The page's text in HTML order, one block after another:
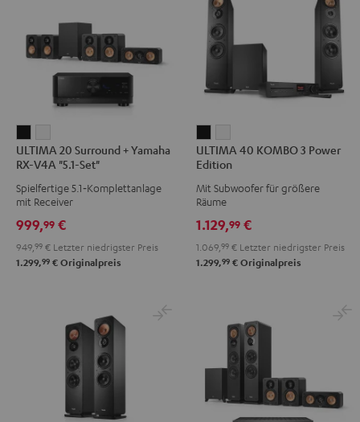
20
Surround
+
Yamaha
RX-
V4A
"5.1-
20
Surround
+
Yamaha
RX-
V4A
"5.1-
ULTIMA 20 Surround + Yamaha
RX-V4A "5.1-Set"
Spielfertige 5.1‑Komplettanlage
mit Receiver
999,99 €
949, 99 € Letzter niedrigster Preis
1.299,99 € Originalpreis
40
KOMBO
3
Power
Edition
Schwarz
40
KOMBO
3
Edition
Weiß
ULTIMA 40 KOMBO 3 Power
Edition
Mit Subwoofer für größere
Räume
1.129,99 €
1.069, 99 € Letzter niedrigster Preis
1.299,99 € Originalpreis